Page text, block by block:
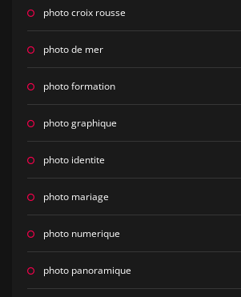
photo croix rousse
photo de mer
photo formation
photo graphique
photo identite
photo mariage
photo numerique
photo panoramique